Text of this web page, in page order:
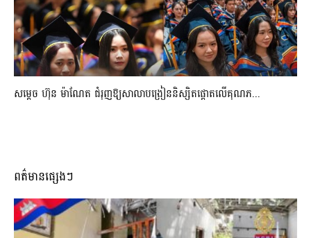
សម្តេច ហ៊ុន ម៉ាណែត ជំរុញឱ្យសាលាបង្រៀននិស្សិតផ្តោតលើគុណភ...
ពត៌មានផ្សេងៗ